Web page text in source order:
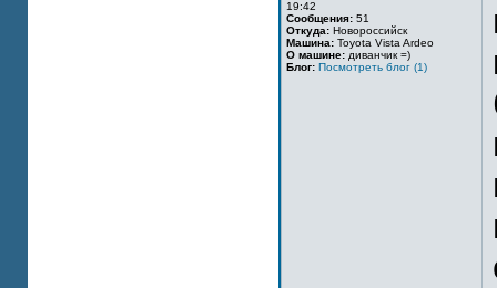
19:42
Сообщения: 51
Откуда: Новороссийск
Машина: Toyota Vista Ardeo
О машине: диванчик =)
Блог: Посмотреть блог (1)